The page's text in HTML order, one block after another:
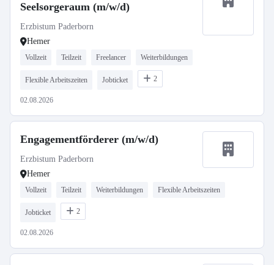
Seelsorgeraum (m/w/d)
Erzbistum Paderborn
Hemer
Vollzeit Teilzeit Freelancer Weiterbildungen
Flexible Arbeitszeiten Jobticket 2
02.08.2026
Engagementförderer (m/w/d)
Erzbistum Paderborn
Hemer
Vollzeit Teilzeit Weiterbildungen Flexible Arbeitszeiten
Jobticket 2
02.08.2026